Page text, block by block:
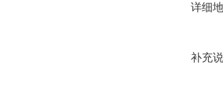
详细
补充